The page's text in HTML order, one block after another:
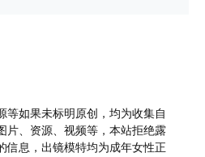
等如果未标明原创，均为收集自
片、资源、视频等，本站拒绝露
信息，出镜模特均为成年女性正